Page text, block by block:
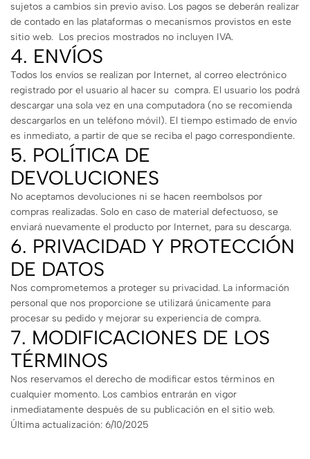
sujetos a cambios sin previo aviso. Los pagos se deberán realizar
de contado en las plataformas o mecanismos provistos en este
sitio web. Los precios mostrados no incluyen IVA.
4. ENVÍOS
Todos los envíos se realizan por Internet, al correo electrónico
registrado por el usuario al hacer su compra. El usuario los podrá
descargar una sola vez en una computadora (no se recomienda
descargarlos en un teléfono móvil). El tiempo estimado de envío
es inmediato, a partir de que se reciba el pago correspondiente.
5. POLÍTICA DE
DEVOLUCIONES
No aceptamos devoluciones ni se hacen reembolsos por
compras realizadas. Solo en caso de material defectuoso, se
enviará nuevamente el producto por Internet, para su descarga.
6. PRIVACIDAD Y PROTECCIÓN
DE DATOS
Nos comprometemos a proteger su privacidad. La información
personal que nos proporcione se utilizará únicamente para
procesar su pedido y mejorar su experiencia de compra.
7. MODIFICACIONES DE LOS
TÉRMINOS
Nos reservamos el derecho de modificar estos términos en
cualquier momento. Los cambios entrarán en vigor
inmediatamente después de su publicación en el sitio web.
Última actualización: 6/10/2025